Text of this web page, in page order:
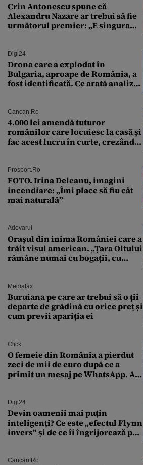
Crin Antonescu spune că
Alexandru Nazare ar trebui să fie
următorul premier: „E singura
Digi24
Drona care a explodat în
Bulgaria, aproape de România, a
fost identificată. Ce arată analiza
Cancan.ro
4.000 lei amendă tuturor
românilor care locuiesc la casă și
fac acest lucru în curte, crezând
Prosport.ro
FOTO. Irina Deleanu, imagini
incendiare: „Îmi place să fiu cât
mai naturală”
Adevarul
Orașul din inima României care a
trăit visul american. „Țara Oltului
rămâne numai cu bogații, cu
Mediafax
Buruiana pe care ar trebui să o ții
departe de grădină cu orice preț și
cum previi apariția ei
Click
O femeie din România a pierdut
zeci de mii de euro după ce a
primit un mesaj pe WhatsApp. A
Digi24
Devin oamenii mai puțin
inteligenți? Ce este „efectul Flynn
invers” și de ce îi îngrijorează pe
Cancan.ro